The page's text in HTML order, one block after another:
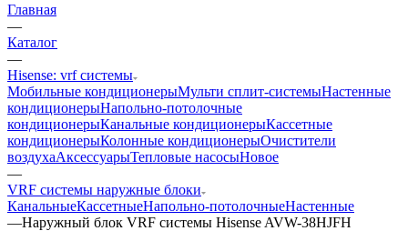
Главная
—
Каталог
—
Hisense: vrf системы
Мобильные кондиционерыМульти сплит-системыНастенные
кондиционерыНапольно-потолочные
кондиционерыКанальные кондиционерыКассетные
кондиционерыКолонные кондиционерыОчистители
воздухаАксессуарыТепловые насосыНовое
—
VRF системы наружные блоки
КанальныеКассетныеНапольно-потолочныеНастенные
—Наружный блок VRF системы Hisense AVW-38HJFH